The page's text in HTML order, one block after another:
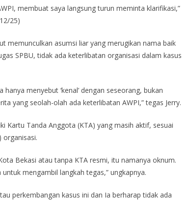
membuat saya langsung turun meminta klarifikasi,”
25)
memunculkan asumsi liar yang merugikan nama baik
SPBU, tidak ada keterlibatan organisasi dalam kasus
menyebut ‘kenal’ dengan seseorang, bukan
yang seolah-olah ada keterlibatan AWPI,” tegas Jerry.
Kartu Tanda Anggota (KTA) yang masih aktif, sesuai
organisasi.
Bekasi atau tanpa KTA resmi, itu namanya oknum.
mengambil langkah tegas,” ungkapnya.
perkembangan kasus ini dan Ia berharap tidak ada